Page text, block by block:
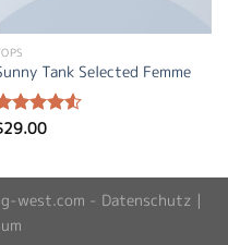
Tank Selected Femme
29.00
west.com - Datenschutz |